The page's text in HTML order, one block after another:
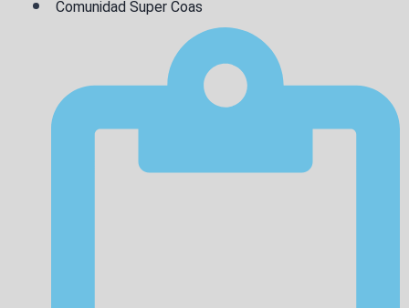
Comunidad Super Coas